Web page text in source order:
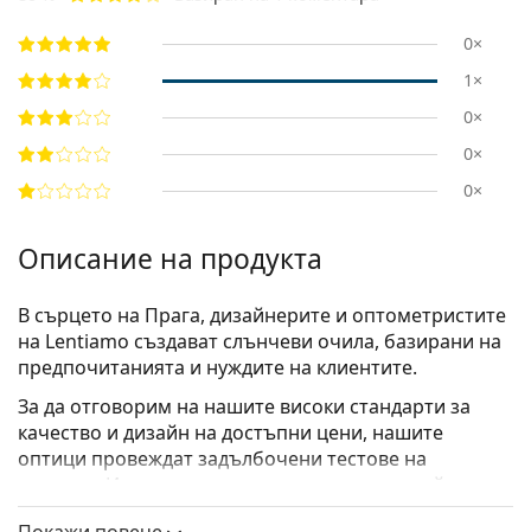
0×
1×
0×
0×
0×
Описание на продукта
В сърцето на Прага, дизайнерите и оптометристите
на Lentiamo създават слънчеви очила, базирани на
предпочитанията и нуждите на клиентите.
За да отговорим на нашите високи стандарти за
качество и дизайн на достъпни цени, нашите
оптици провеждат задълбочени тестове на
рамките. Използваме
, който
осигурява удобство и перфектно прилягане на